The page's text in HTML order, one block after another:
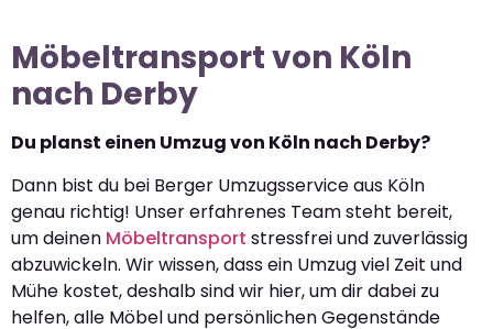
Möbeltransport von Köln
nach Derby
Du planst einen Umzug von Köln nach Derby?
Dann bist du bei Berger Umzugsservice aus Köln
genau richtig! Unser erfahrenes Team steht bereit,
um deinen Möbeltransport stressfrei und zuverlässig
abzuwickeln. Wir wissen, dass ein Umzug viel Zeit und
Mühe kostet, deshalb sind wir hier, um dir dabei zu
helfen, alle Möbel und persönlichen Gegenstände